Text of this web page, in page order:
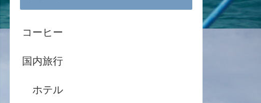
コーヒー
国内旅行
ホテル